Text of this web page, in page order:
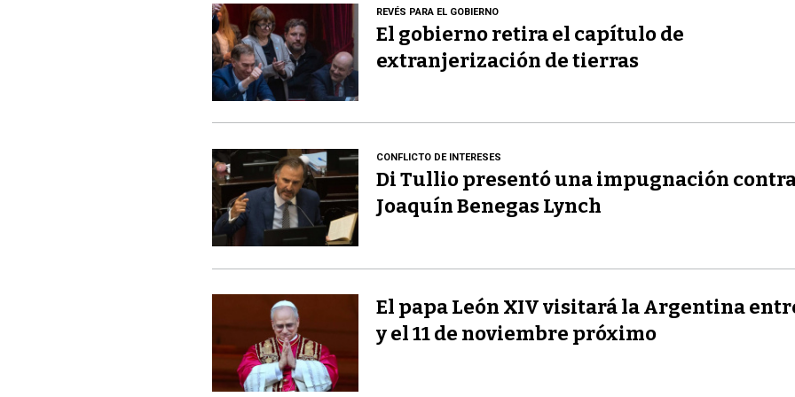
REVÉS PARA EL GOBIERNO
El gobierno retira el capítulo de
extranjerización de tierras
CONFLICTO DE INTERESES
Di Tullio presentó una impugnación
Joaquín Benegas Lynch
El papa León XIV visitará la Argentina
y el 11 de noviembre próximo